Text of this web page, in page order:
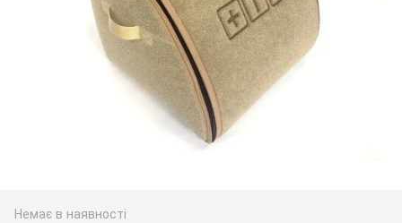
Немає в наявності